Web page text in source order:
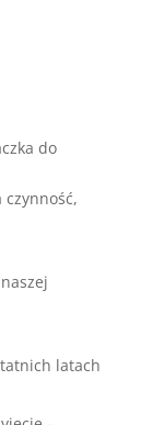
do
latach